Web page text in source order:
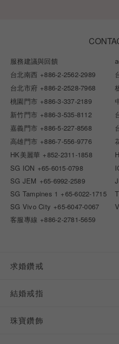
服務建議與回饋
台北南西 +886-2-2562-2989
台北市府 +886-2-2528-7968
桃園門市 +886-3-337-2189
新竹門市 +886-3-535-8112
嘉義門市 +886-5-227-8568
高雄門市 +886-7-556-9776
HK美麗華 +852-2311-1858
SG ION +65-6015-0798
SG JEM +65-6992-2589
SG Tampines 1 +65-6022-1715
SG Vivo City +65-6047-0067
客服專線 +886-2-2781-5659
求婚鑽戒
結婚戒指
珠寶鑽飾